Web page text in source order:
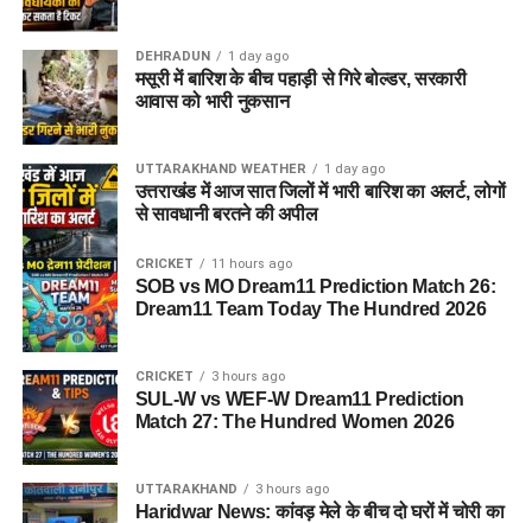
DEHRADUN 1 day ago
मसूरी में बारिश के बीच पहाड़ी से गिरे बोल्डर, सरकारी
आवास को भारी नुकसान
UTTARAKHAND WEATHER 1 day ago
उत्तराखंड में आज सात जिलों में भारी बारिश का अलर्ट, लोगों
से सावधानी बरतने की अपील
CRICKET 11 hours ago
SOB vs MO Dream11 Prediction Match 26:
Dream11 Team Today The Hundred 2026
CRICKET 3 hours ago
SUL-W vs WEF-W Dream11 Prediction
Match 27: The Hundred Women 2026
UTTARAKHAND 3 hours ago
Haridwar News: कांवड़ मेले के बीच दो घरों में चोरी का